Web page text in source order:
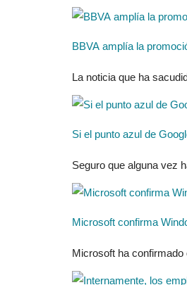
BBVA amplía la
La noticia que ha
Si el punto azul de
Seguro que alguna vez
Microsoft confirma
Microsoft ha